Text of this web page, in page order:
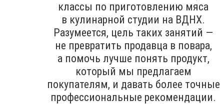
классы по приготовлению мяса
в кулинарной студии на ВДНХ.
Разумеется, цель таких занятий —
не превратить продавца в повара,
а помочь лучше понять продукт,
который мы предлагаем
покупателям, и давать более точные
профессиональные рекомендации.